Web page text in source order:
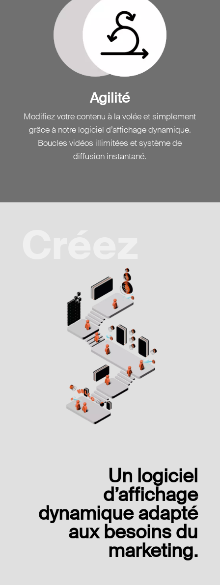
Agilité
Modifiez votre contenu à la volée et simplement
grâce à notre logiciel d’affichage dynamique.
Boucles vidéos illimitées et système de
diffusion instantané.
Un logiciel
d’affichage
dynamique adapté
aux besoins du
marketing.